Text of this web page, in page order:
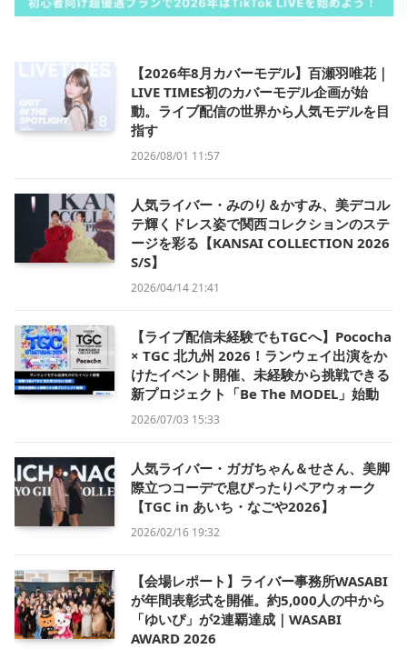
【2026年8月カバーモデル】百瀬羽唯花｜
LIVE TIMES初のカバーモデル企画が始
動。ライブ配信の世界から人気モデルを目
指す
2026/08/01 11:57
人気ライバー・みのり＆かすみ、美デコル
テ輝くドレス姿で関西コレクションのステ
ージを彩る【KANSAI COLLECTION 2026
S/S】
2026/04/14 21:41
【ライブ配信未経験でもTGCへ】Pococha
× TGC 北九州 2026！ランウェイ出演をか
けたイベント開催、未経験から挑戦できる
新プロジェクト「Be The MODEL」始動
2026/07/03 15:33
人気ライバー・ガガちゃん＆せさん、美脚
際立つコーデで息ぴったりペアウォーク
【TGC in あいち・なごや2026】
2026/02/16 19:32
【会場レポート】ライバー事務所WASABI
が年間表彰式を開催。約5,000人の中から
「ゆいぴ」が2連覇達成｜WASABI
AWARD 2026